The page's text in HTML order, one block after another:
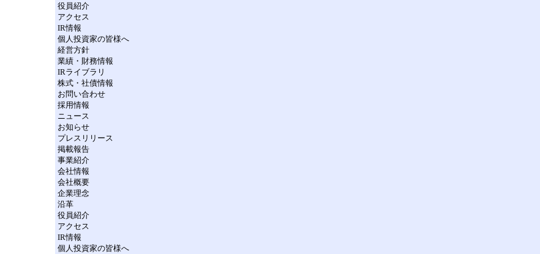
役員紹介
アクセス
IR情報
個人投資家の皆様へ
経営方針
業績・財務情報
IRライブラリ
株式・社債情報
お問い合わせ
採用情報
ニュース
お知らせ
プレスリリース
掲載報告
事業紹介
会社情報
会社概要
企業理念
沿革
役員紹介
アクセス
IR情報
個人投資家の皆様へ